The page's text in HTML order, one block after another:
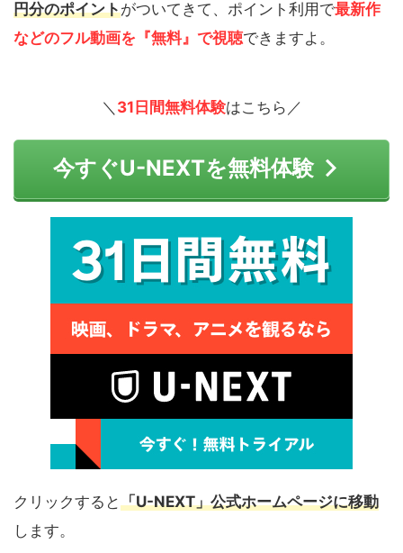
円分のポイントがついてきて、ポイント利用で最新作
などのフル動画を『無料』で視聴できますよ。
＼ 31日間無料体験はこちら／
今すぐU-NEXTを無料体験
クリックすると「U-NEXT」公式ホームページに移動
します。